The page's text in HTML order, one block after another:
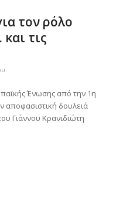
τον ρόλο
τις
Ένωσης από την 1η
αποφασιστική δουλειά
Γιάννου Κρανιδιώτη